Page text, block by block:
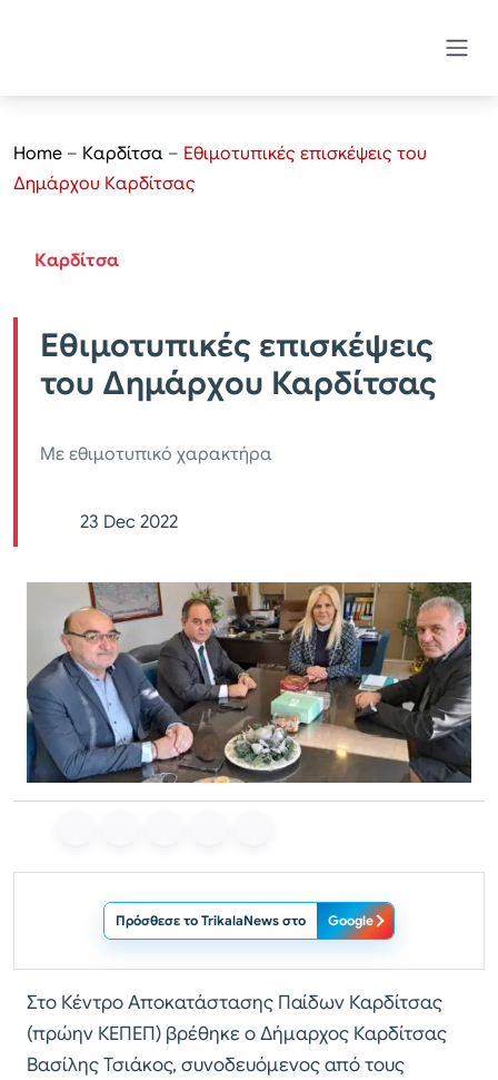
Home – Καρδίτσα – Εθιμοτυπικές επισκέψεις του
Δημάρχου Καρδίτσας
Καρδίτσα
Εθιμοτυπικές επισκέψεις
του Δημάρχου Καρδίτσας
Με εθιμοτυπικό χαρακτήρα
23 Dec 2022
Πρόσθεσε το TrikalaNews στο Google
Στο Κέντρο Αποκατάστασης Παίδων Καρδίτσας
(πρώην ΚΕΠΕΠ) βρέθηκε ο Δήμαρχος Καρδίτσας
Βασίλης Τσιάκος, συνοδευόμενος από τους